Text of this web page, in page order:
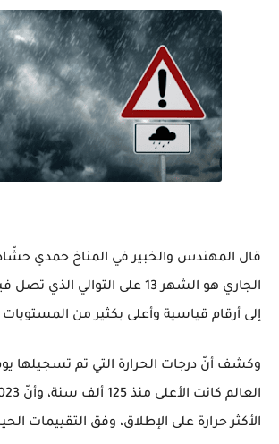
قال المهندس والخبير في المناخ حمدي
الجاري هو الشهر 13 على التوالي
إلى أرقام قياسية وأعلى بكثير من المستويات
الأكثر حرارة على الإطلاق، وفق التقييمات